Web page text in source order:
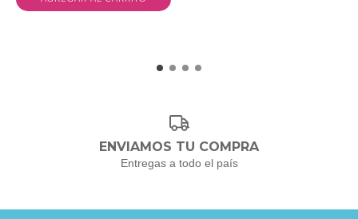
ENVIAMOS TU COMPRA
Entregas a todo el país